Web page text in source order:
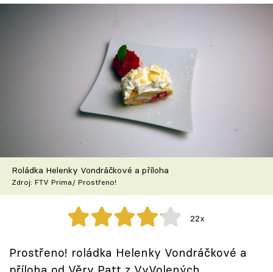
Škola vaření
Recepty z TV
Speciál: Cuketa
Těhotnej kuchař
Roládka Helenky Vondráčkové a příloha
Zdroj: FTV Prima/ Prostřeno!
22x
Prostřeno! roládka Helenky Vondráčkové a